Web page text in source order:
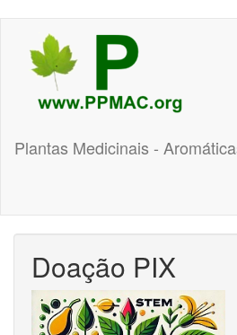
conteúdo
principal
Plantas Medicinais -
Doação PIX